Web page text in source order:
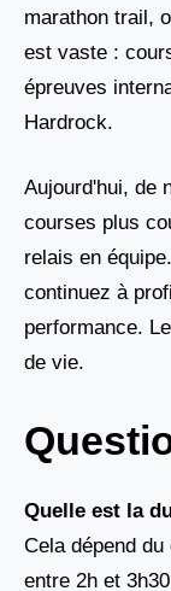
marathon trail,
est vaste :
épreuves
Hardrock.
Aujourd'hui, de
courses plus
relais en
continuez à
performance.
de vie.
Quelle est la
Cela dépend
entre 2h et